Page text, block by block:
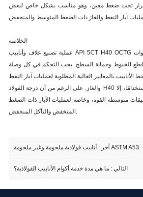
تحت ضغط معين، وهو مناسب بشكل خاص لبعض
الخلاصة
عملية تصنيع غلاف وأنابيب API 5CT H40 OCTG دقيقة ومعقدة، وتتضمن خطوات
قطع الخيوط وحماية السطح. يجب التحكم في كل وصلة
بالمعايير العالية المطلوبة لعمليات آبار النفط
والغاز. على الرغم من أن درجة الفولاذ H40 ليست أكثر درجات الفولاذ استخدامًا، إلا
متوسطة القوة، وخاصة لعمليات الآبار ذات الضغط
المنخفض والتآكل المنخفض.
آخر : أنابيب فولاذية ملحومة وغير ملحومة ASTM A53
التالي :ما هي مدة خدمة أكوام الأنابيب الفولاذية؟